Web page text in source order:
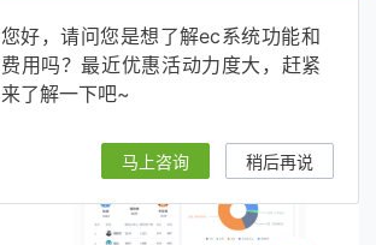
您好，请问您是想了解ec系统功能和
费用吗？最近优惠活动力度大，赶紧
来了解一下吧~
马上咨询 稍后再说